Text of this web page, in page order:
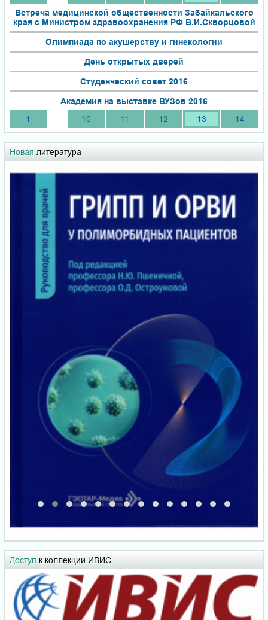
Встреча медицинской общественности Забайкальского
края с Министром здравоохранения РФ В.И.Скворцовой
Олимпиада по акушерству и гинекологии
День открытых дверей
Студенческий совет 2016
Академия на выставке ВУЗов 2016
1
10 11 12 13 14
Новая литература
Доступ к коллекции ИВИС